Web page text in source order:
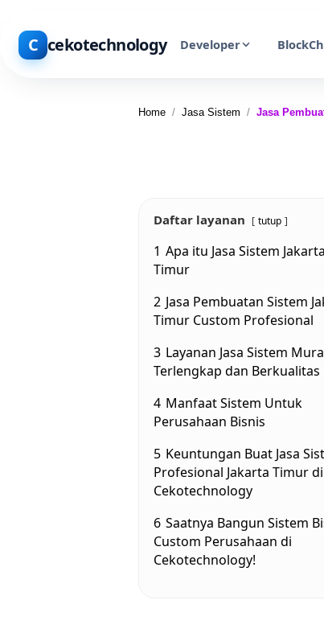
C cekotechnology Developer
Home / Jasa Sistem / Jasa
Daftar layanan tutup
1 Apa itu Jasa Sistem Jakarta
Timur
2 Jasa Pembuatan Sistem
Timur Custom Profesional
3 Layanan Jasa Sistem
Terlengkap dan Berkualitas
4 Manfaat Sistem Untuk
Perusahaan Bisnis
5 Keuntungan Buat Jasa
Profesional Jakarta Timur di
Cekotechnology
6 Saatnya Bangun Sistem
Custom Perusahaan di
Cekotechnology!